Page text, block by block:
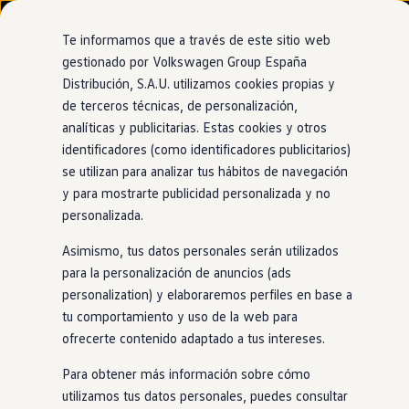
Ir
directamente
al contenido
Ir
directamente
al pie de
página
Nuevo ID. Cross
Vehículos Comerciales
Compra y ofertas
Volkswagen nuevo en stock
Volkswagen de ocasión
Financiación
My Renting
My Way
Seguros
Empresas
Autoescuelas
Eléctricos e híbridos
Más sobre híbridos
Plan Auto +
Etiquetas DGT
Simulador de autonomía, carga y ahorro
Carga y autonomía
Soluciones de carga
Tarifas de carga
Carga en casa
Modos de carga
Ventajas Approved
Certificación del estado
dela bateríaen
eléctricos
En el caso de los eléctricos, también estás cubierto.
Nuestros puntos de venta Approvedofrecen un servicio de
certificación del estado de la batería para garantizar su
Te informamos que a través de este sitio web
gestionado por Volkswagen Group España
Distribución, S.A.U. utilizamos cookies propias y
de terceros técnicas, de personalización,
analíticas y publicitarias. Estas cookies y otros
identificadores (como identificadores publicitarios)
se utilizan para analizar tus hábitos de navegación
y para mostrarte publicidad personalizada y no
personalizada.
Asimismo, tus datos personales serán utilizados
para la personalización de anuncios (ads
personalization) y elaboraremos perfiles en base a
tu comportamiento y uso de la web para
ofrecerte contenido adaptado a tus intereses.
Para obtener más información sobre cómo
utilizamos tus datos personales, puedes consultar